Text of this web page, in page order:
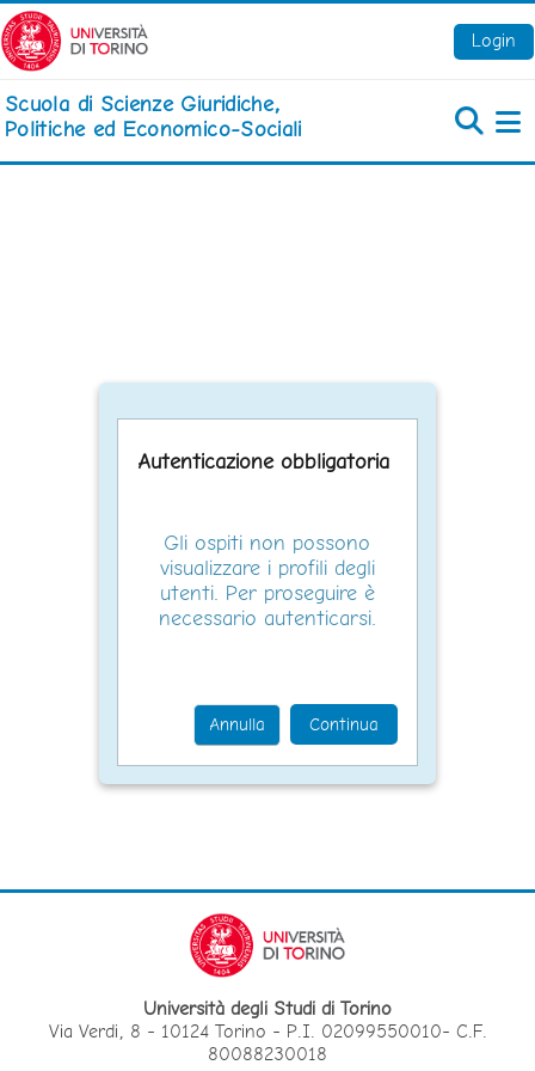
Vai al contenuto principale
Login
Scuola di Scienze Giuridiche,
Politiche ed Economico-Sociali
Autenticazione obbligatoria
Gli ospiti non possono
visualizzare i profili degli
utenti. Per proseguire è
necessario autenticarsi.
Annulla Continua
Università degli Studi di Torino
Via Verdi, 8 - 10124 Torino - P.I. 02099550010- C.F.
80088230018